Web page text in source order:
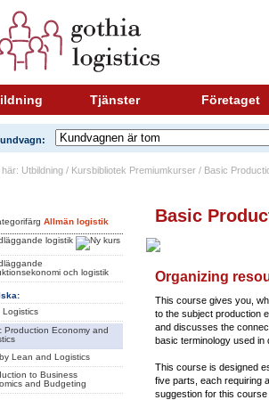
Tjänster Företaget
här: Utbildning / Kursbibliotek Premiumkurser / Basic
Allmän logistik
logistik
och logistik
Logistics
Production Economy and
Lean and Logistics
to Business
and Budgeting
Basic
Organizing
This course gives you,
to the subject production
and discusses the
basic terminology used in
This course is designed
five parts, each requiring
suggestion for this